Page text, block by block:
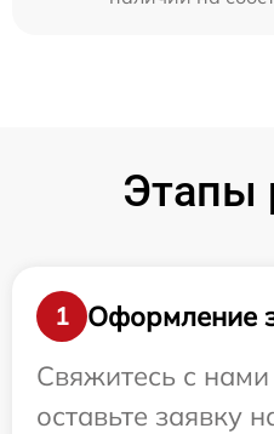
Этапы
1
Оформление
Свяжитесь с
оставьте заявку